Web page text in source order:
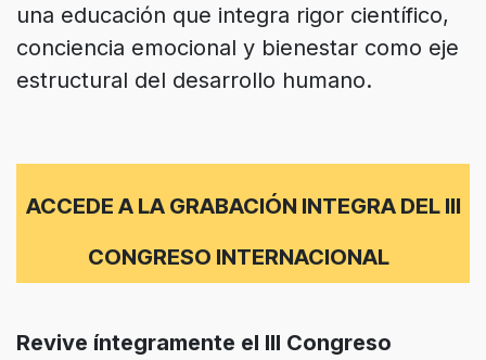
una educación que integra rigor científico,
conciencia emocional y bienestar como eje
estructural del desarrollo humano.
ACCEDE A LA GRABACIÓN INTEGRA DEL III
CONGRESO INTERNACIONAL
Revive íntegramente el III Congreso